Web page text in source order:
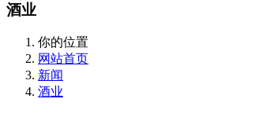
酒业
你的位置
网站首页
新闻
酒业